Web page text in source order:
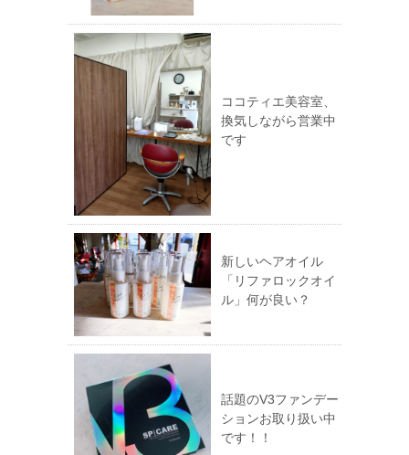
ココティエ美容室、
換気しながら営業中
です
新しいヘアオイル
「リファロックオイ
ル」何が良い？
話題のV3ファンデー
ションお取り扱い中
です！！